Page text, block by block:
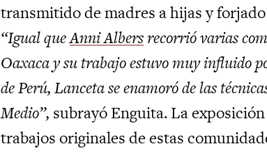
transmitido de madres a hijas y
“Igual queAnni Albersrecorrió varias
Oaxaca y su trabajo estuvo muy influido
de Perú, Lanceta se enamoró de las
Medio”, subrayó Enguita. La
trabajos originales de estas